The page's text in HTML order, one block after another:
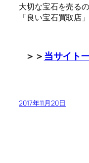
大切な宝石を売る
「良い宝石買取店
＞＞当サイト
2017年11月20日